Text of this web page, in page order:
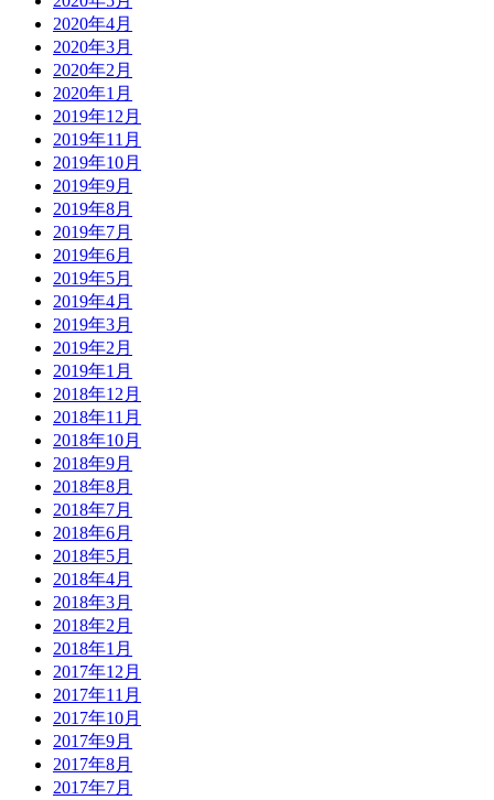
2020年4月
2020年3月
2020年2月
2020年1月
2019年12月
2019年11月
2019年10月
2019年9月
2019年8月
2019年7月
2019年6月
2019年5月
2019年4月
2019年3月
2019年2月
2019年1月
2018年12月
2018年11月
2018年10月
2018年9月
2018年8月
2018年7月
2018年6月
2018年5月
2018年4月
2018年3月
2018年2月
2018年1月
2017年12月
2017年11月
2017年10月
2017年9月
2017年8月
2017年7月